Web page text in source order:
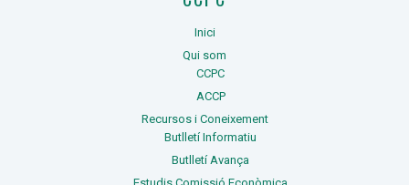
Inici
Qui som
CCPC
ACCP
Recursos i Coneixement
Butlletí Informatiu
Butlletí Avança